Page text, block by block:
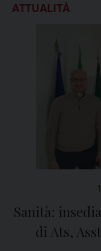
ATTUALITÀ
Sanità:
di Ats,